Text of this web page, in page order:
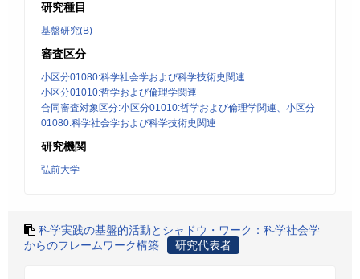
研究種目
基盤研究(B)
審査区分
小区分01080:科学社会学および科学技術史関連
小区分01010:哲学および倫理学関連
合同審査対象区分:小区分01010:哲学および倫理学関連、小区分
01080:科学社会学および科学技術史関連
研究機関
弘前大学
科学実践の基盤的活動とシャドウ・ワーク：科学社会学
からのフレームワーク構築
研究代表者